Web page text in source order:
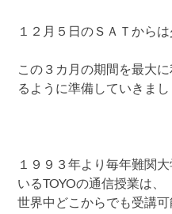
１２月５日のＳＡＴから
この３カ月の期間を最大
るように準備していきまし
１９９３年より毎年難関
いるTOYOの通信授業は、
世界中どこからでも受講可